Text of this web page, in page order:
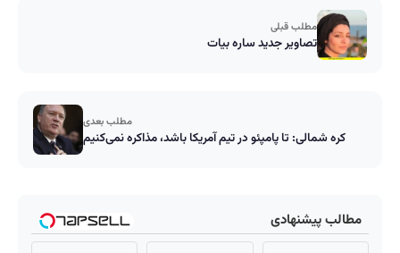
مطلب قبلی
تصاویر جدید ساره بیات
مطلب بعدی
کره شمالی: تا پامپئو در تیم آمریکا باشد، مذاکره نمی‌کنیم
مطالب پیشنهادی